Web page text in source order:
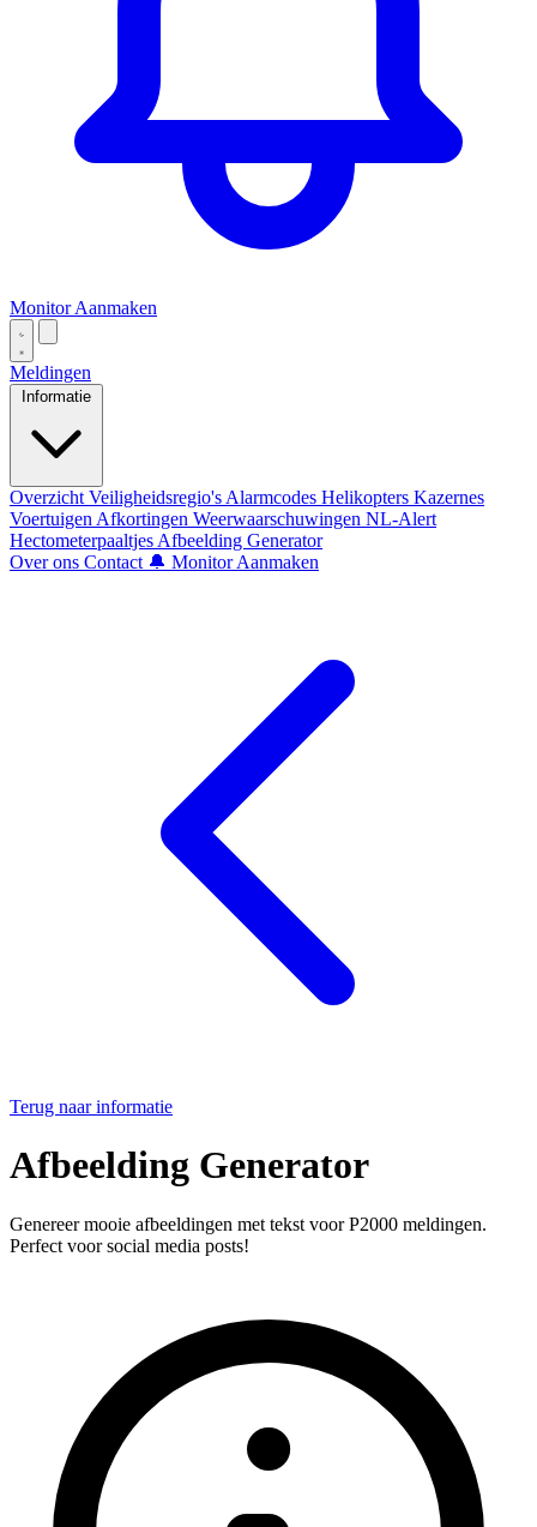
Monitor Aanmaken
Meldingen
Informatie
Overzicht Veiligheidsregio's Alarmcodes Helikopters Kazernes
Voertuigen Afkortingen Weerwaarschuwingen NL-Alert
Hectometerpaaltjes Afbeelding Generator
Over ons Contact 🔔 Monitor Aanmaken
Terug naar informatie
Afbeelding Generator
Genereer mooie afbeeldingen met tekst voor P2000 meldingen.
Perfect voor social media posts!